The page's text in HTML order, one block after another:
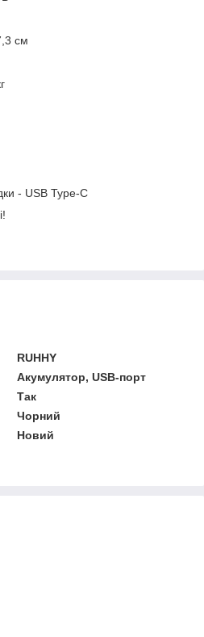
см
- USB Type-C
RUHHY
Акумулятор, USB-порт
Так
Чорний
Новий